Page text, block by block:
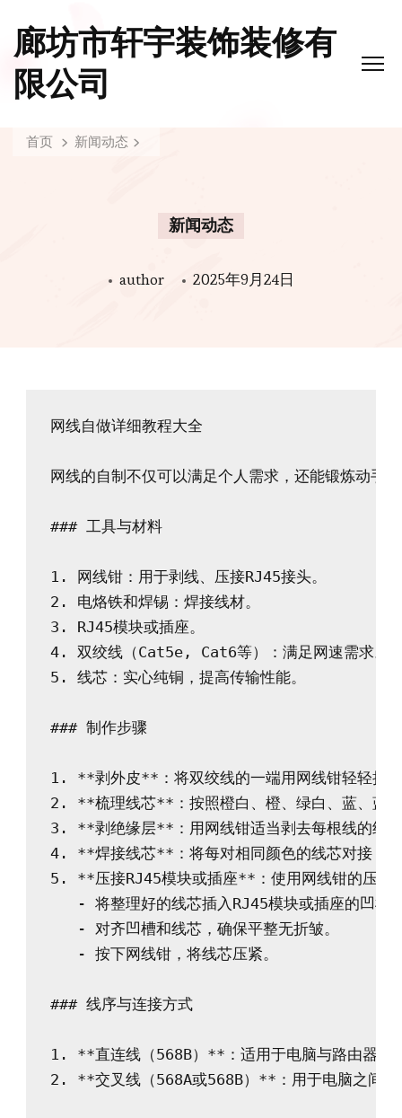
廊坊市轩宇装饰装修有
限公司
首页 新闻动态
新闻动态
author 2025年9月24日
网线自做详细教程大全
网线的自制不仅可以满足个人需求，还能锻炼动手
### 工具与材料
1. 网线钳：用于剥线、压接RJ45接头。
2. 电烙铁和焊锡：焊接线材。
3. RJ45模块或插座。
4. 双绞线（Cat5e, Cat6等）：满足网速需求。
5. 线芯：实心纯铜，提高传输性能。
### 制作步骤
1. **剥外皮**：将双绞线的一端用网线钳轻轻拨
2. **梳理线芯**：按照橙白、橙、绿白、蓝、蓝
3. **剥绝缘层**：用网线钳适当剥去每根线的绝
4. **焊接线芯**：将每对相同颜色的线芯对接，
5. **压接RJ45模块或插座**：使用网线钳的压线
- 将整理好的线芯插入RJ45模块或插座的凹槽
   - 对齐凹槽和线芯，确保平整无折皱。
   - 按下网线钳，将线芯压紧。
### 线序与连接方式
1. **直连线（568B）**：适用于电脑与路由器、
2. **交叉线（568A或568B）**：用于电脑之间的